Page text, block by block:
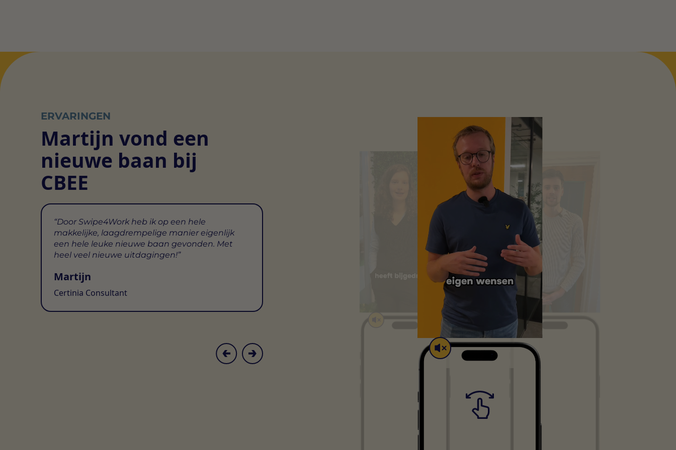
ERVARINGEN
Martijn vond een
nieuwe baan bij
CBEE
Door Swipe4Work heb ik op een hele
makkelijke, laagdrempelige manier eigenlijk
een hele leuke nieuwe baan gevonden. Met
heel veel nieuwe uitdagingen!
Martijn
Certinia Consultant